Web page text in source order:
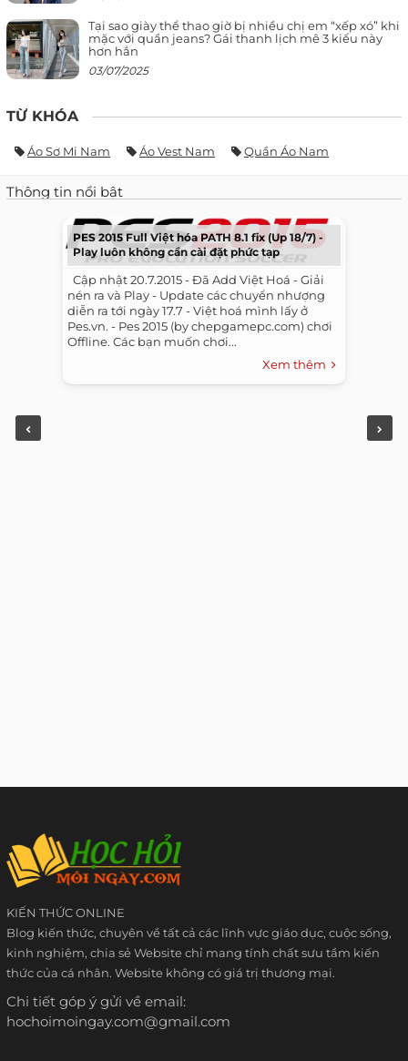
Tại sao giày thể thao giờ bị nhiều chị em “xếp xó” khi
mặc với quần jeans? Gái thanh lịch mê 3 kiểu này
hơn hẳn
03/07/2025
TỪ KHÓA
Áo Sơ Mi Nam Áo Vest Nam Quần Áo Nam
Thông tin nổi bật
PES 2015 Full Việt hóa PATH 8.1 fix (Up 18/7) -
Play luôn không cần cài đặt phức tạp
​ ​ Cập nhật 20.7.2015 - Đã Add Việt Hoá - Giải
nén ra và Play - Update các chuyển nhượng
diễn ra tới ngày 17.7 - Việt hoá mình lấy ở
Pes.vn. - Pes 2015 (by chepgamepc.com) chơi
Offline. Các bạn muốn chơi...
Xem thêm
KIẾN THỨC ONLINE
Blog kiến thức, chuyên về tất cả các lĩnh vực giáo dục, cuộc sống,
kinh nghiệm, chia sẻ Website chỉ mang tính chất sưu tầm kiến
thức của cá nhân. Website không có giá trị thương mại.
Chi tiết góp ý gửi về email:
hochoimoingay.com@gmail.com